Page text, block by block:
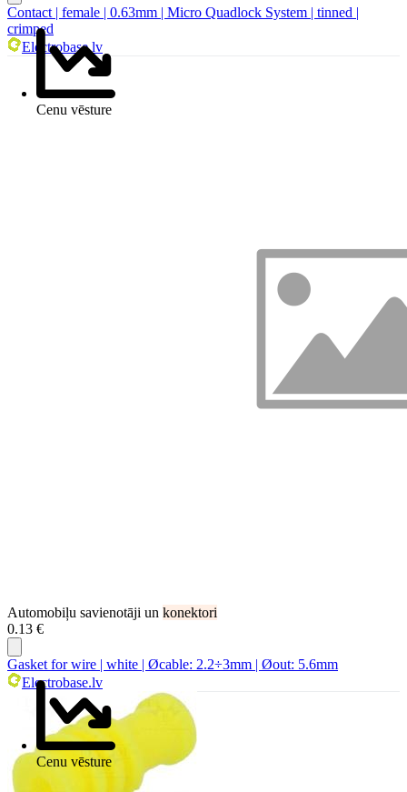
Cenu vēsture
Contact | female | 0.63mm | Micro Quadlock System | tinned |
crimped
Electrobase.lv
Automobiļu savienotāji un konektori
0.13 €
Cenu vēsture
Gasket for wire | white | Øcable: 2.2÷3mm | Øout: 5.6mm
Electrobase.lv